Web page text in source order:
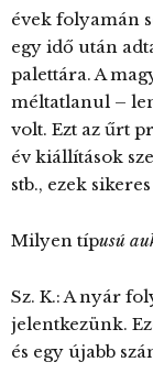
évek folyamán
egy idő után
palettára. A
méltatlanul –
volt. Ezt az űrt
év kiállítások
stb., ezek
Milyen típusú
Sz. K.: A nyár
jelentkezünk.
és egy újabb